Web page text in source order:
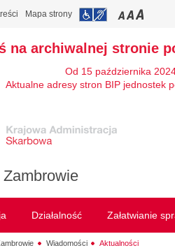
Mapa strony
na archiwalnej stronie
Od 15 października
Aktualne adresy stron BIP jednostek
Działalność Załatwianie
Wiadomości Aktualności